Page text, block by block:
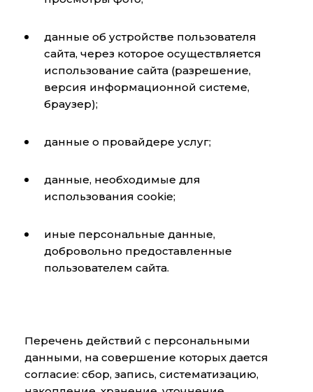
данные об устройстве пользователя
сайта, через которое осуществляется
использование сайта (разрешение,
версия информационной системе,
браузер);
данные о провайдере услуг;
данные, необходимые для
использования cookie;
иные персональные данные,
добровольно предоставленные
пользователем сайта.
Перечень действий с персональными
данными, на совершение которых дается
согласие: сбор, запись, систематизацию,